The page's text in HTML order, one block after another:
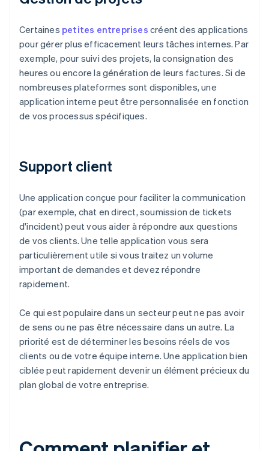
Certaines petites entreprises créent des applications
pour gérer plus efficacement leurs tâches internes. Par
exemple, pour suivi des projets, la consignation des
heures ou encore la génération de leurs factures. Si de
nombreuses plateformes sont disponibles, une
application interne peut être personnalisée en fonction
de vos processus spécifiques.
Support client
Une application conçue pour faciliter la communication
(par exemple, chat en direct, soumission de tickets
d'incident) peut vous aider à répondre aux questions
de vos clients. Une telle application vous sera
particulièrement utile si vous traitez un volume
important de demandes et devez répondre
rapidement.
Ce qui est populaire dans un secteur peut ne pas avoir
de sens ou ne pas être nécessaire dans un autre. La
priorité est de déterminer les besoins réels de vos
clients ou de votre équipe interne. Une application bien
ciblée peut rapidement devenir un élément précieux du
plan global de votre entreprise.